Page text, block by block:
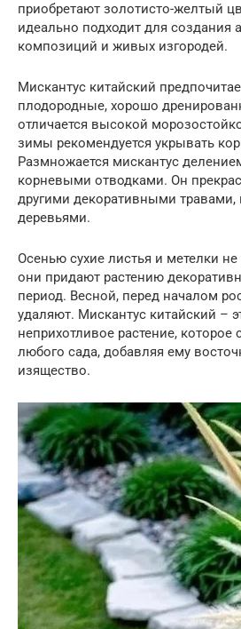
приобретают золотисто-желтый
идеально подходит для создания
композиций и живых изгородей.
Мискантус китайский
плодородные, хорошо
отличается высокой
зимы рекомендуется укрывать
Размножается мискантус
корневыми отводками. Он
другими декоративными травами,
деревьями.
Осенью сухие листья и метелки не
они придают растению
период. Весной, перед началом
удаляют. Мискантус китайский –
неприхотливое растение, которое
любого сада, добавляя ему
изящество.